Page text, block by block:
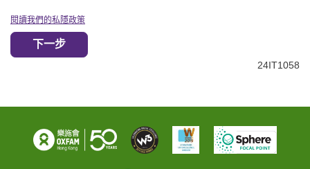
閱讀我們的私隱政策
下一步
24IT1058